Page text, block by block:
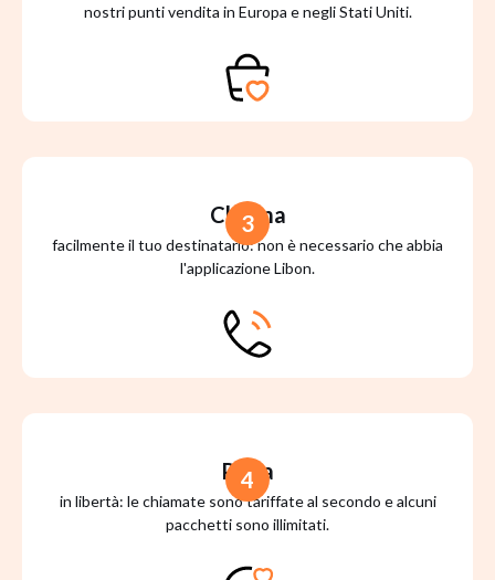
nostri punti vendita in Europa e negli Stati Uniti.
Chiama
facilmente il tuo destinatario: non è necessario che abbia
l'applicazione Libon.
3
Parla
in libertà: le chiamate sono tariffate al secondo e alcuni
pacchetti sono illimitati.
4